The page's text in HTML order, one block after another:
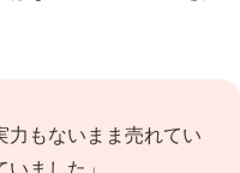
力もないまま売れてい
ました」